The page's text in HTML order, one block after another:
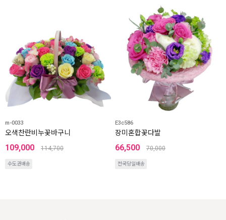
m-0033
오색찬란비누꽃바구니
109,000 114,700
수도권배송
E3c586
장미혼합꽃다발
66,500 70,000
전국당일배송